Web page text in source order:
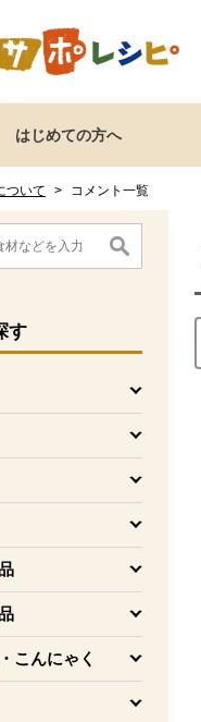
はじめての方へ
ついて > コメント一覧
検索メニューです。
す
こんにゃく
ューここまで。
す。